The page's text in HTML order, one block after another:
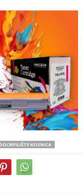
KOSNICA